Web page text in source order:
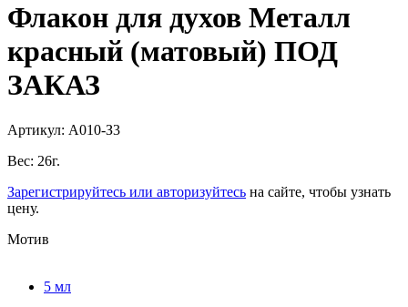
Флакон для духов Металл
красный (матовый) ПОД
ЗАКАЗ
Артикул: А010-З3
Вес: 26г.
Зарегистрируйтесь или авторизуйтесь на сайте, чтобы узнать
цену.
Мотив
5 мл